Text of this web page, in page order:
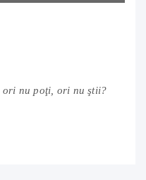
nu poţi, ori nu ştii?